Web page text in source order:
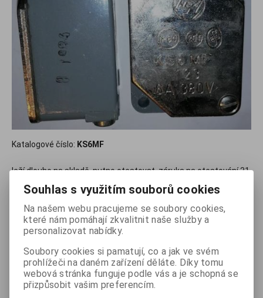
Katalogové číslo: KS6MF
leží dlouho na skladě, nutno otestovat, záruka na otestování 31
dnů


ks
Přidat do oblíbených Tisk
Souhlas s využitím souborů cookies
Na našem webu pracujeme se soubory cookies,
které nám pomáhají zkvalitnit naše služby a
personalizovat nabídky.
Soubory cookies si pamatují, co a jak ve svém
prohlížeči na daném zařízení děláte. Díky tomu
webová stránka funguje podle vás a je schopná se
přizpůsobit vašim preferencím.